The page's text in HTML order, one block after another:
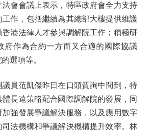
會會議上表示，特區政府會全力支持
工作，包括繼續為其總部大樓提供維護
港法律人才參與調解院工作；積極研
府作為合約一方而又合適的國際協議
選項等。
范凱傑昨日在口頭質詢中問到，特
體長遠策略配合國際調解院的發展，同
加強發展爭議解決服務，以及應用數字
法機構和爭議解決機構提升效率。林